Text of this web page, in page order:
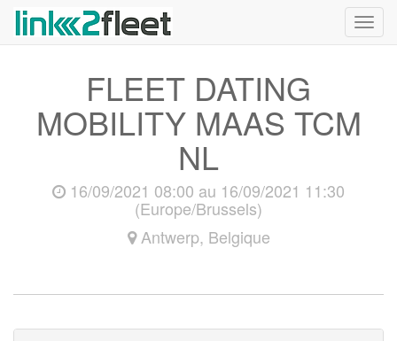
FLEET DATING
MOBILITY MAAS TCM
NL
16/09/2021 08:00 au 16/09/2021 11:30
(Europe/Brussels)
Antwerp, Belgique